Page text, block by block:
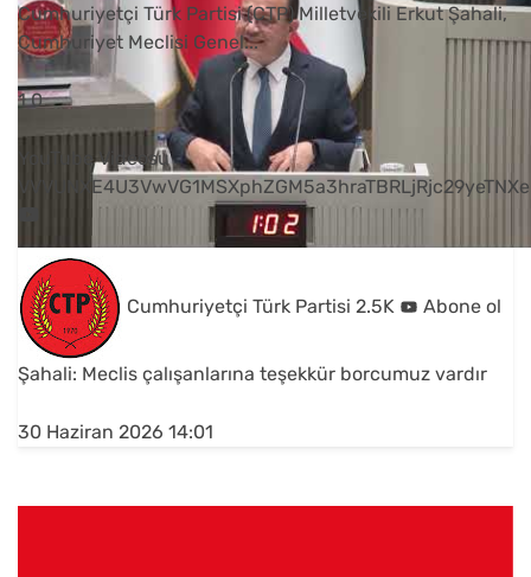
Cumhuriyetçi Türk Partisi (CTP) Milletvekili Erkut Şahali,
Cumhuriyet Meclisi Genel...
1 0
YouTube Videosu
Cumhuriyetçi Türk Partisi 2.5K Abone ol
Şahali: Meclis çalışanlarına teşekkür borcumuz vardır
30 Haziran 2026 14:01